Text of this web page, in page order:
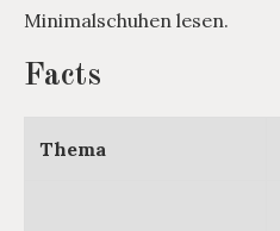
Minimalschuhen lesen.
Facts
Thema